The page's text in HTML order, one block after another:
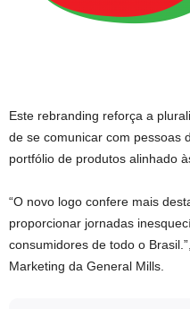
Este rebranding reforça a
de se comunicar com pessoas
portfólio de produtos alinhado
“O novo logo confere mais
proporcionar jornadas
consumidores de todo o
Marketing da General Mills.